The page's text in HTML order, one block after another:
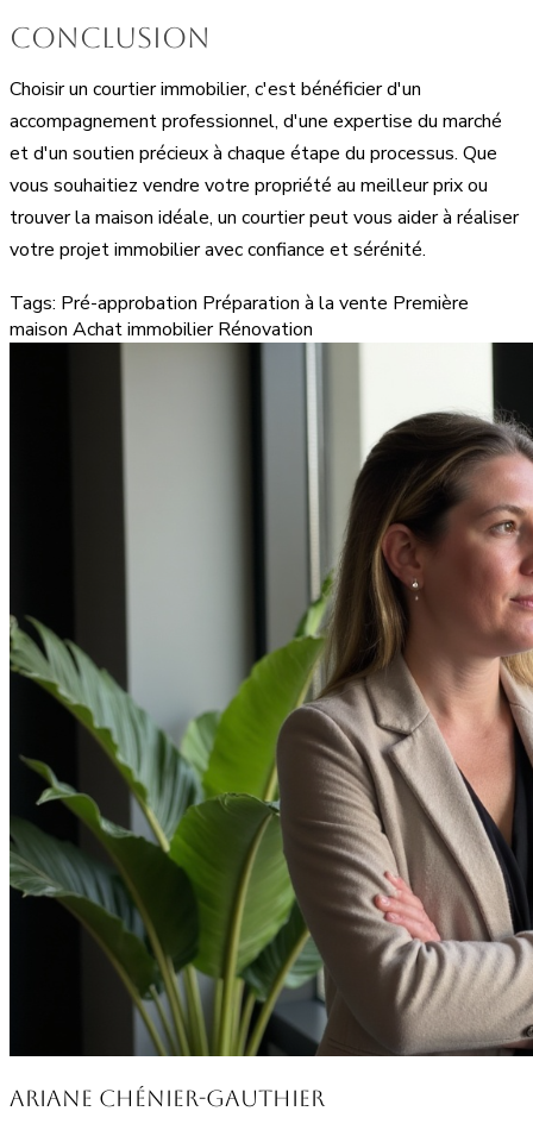
Conclusion
Choisir un courtier immobilier, c'est bénéficier d'un
accompagnement professionnel, d'une expertise du marché
et d'un soutien précieux à chaque étape du processus. Que
vous souhaitiez vendre votre propriété au meilleur prix ou
trouver la maison idéale, un courtier peut vous aider à réaliser
votre projet immobilier avec confiance et sérénité.
Tags: Pré-approbation Préparation à la vente Première
maison Achat immobilier Rénovation
Ariane Chénier-Gauthier